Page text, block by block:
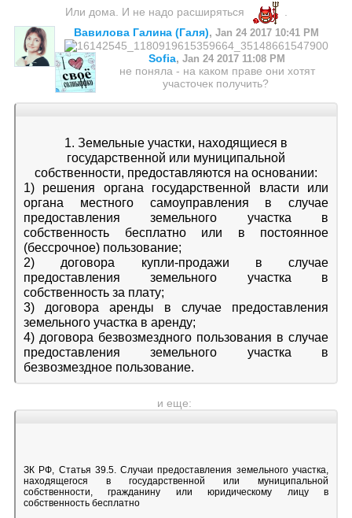
Или дома. И не надо расширяться
Вавилова Галина (Галя), Jan 24 2017 10:41 PM
Sofia, Jan 24 2017 11:08 PM
не поняла - на каком праве они хотят
участочек получить?
1. Земельные участки, находящиеся в
государственной или муниципальной
собственности, предоставляются на основании:
1) решения органа государственной власти или
органа местного самоуправления в случае
предоставления земельного участка в
собственность бесплатно или в постоянное
(бессрочное) пользование;
2) договора купли-продажи в случае
предоставления земельного участка в
собственность за плату;
3) договора аренды в случае предоставления
земельного участка в аренду;
4) договора безвозмездного пользования в случае
предоставления земельного участка в
безвозмездное пользование.
и еще:
ЗК РФ, Статья 39.5. Случаи предоставления земельного участка,
находящегося в государственной или муниципальной
собственности, гражданину или юридическому лицу в
собственность бесплатно